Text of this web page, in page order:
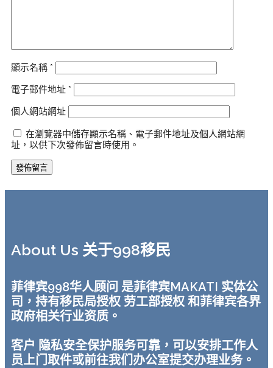
顯示名稱 *
電子郵件地址 *
個人網站網址
在瀏覽器中儲存顯示名稱、電子郵件地址及個人網站網
址，以供下次發佈留言時使用。
About Us 关于998移民
菲律宾998华人顾问 是菲律宾MAKATI 实体公
司，持有移民局授权 劳工部授权 和菲律宾各界
政府相关行业资质。
客户 隐私安全保护服务可靠，可以安排工作人
员上门取件或前往我们办公室提交办理业务。